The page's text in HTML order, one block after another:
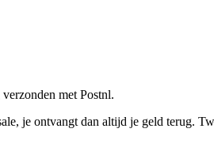
met Postnl.
je ontvangt dan altijd je geld terug.